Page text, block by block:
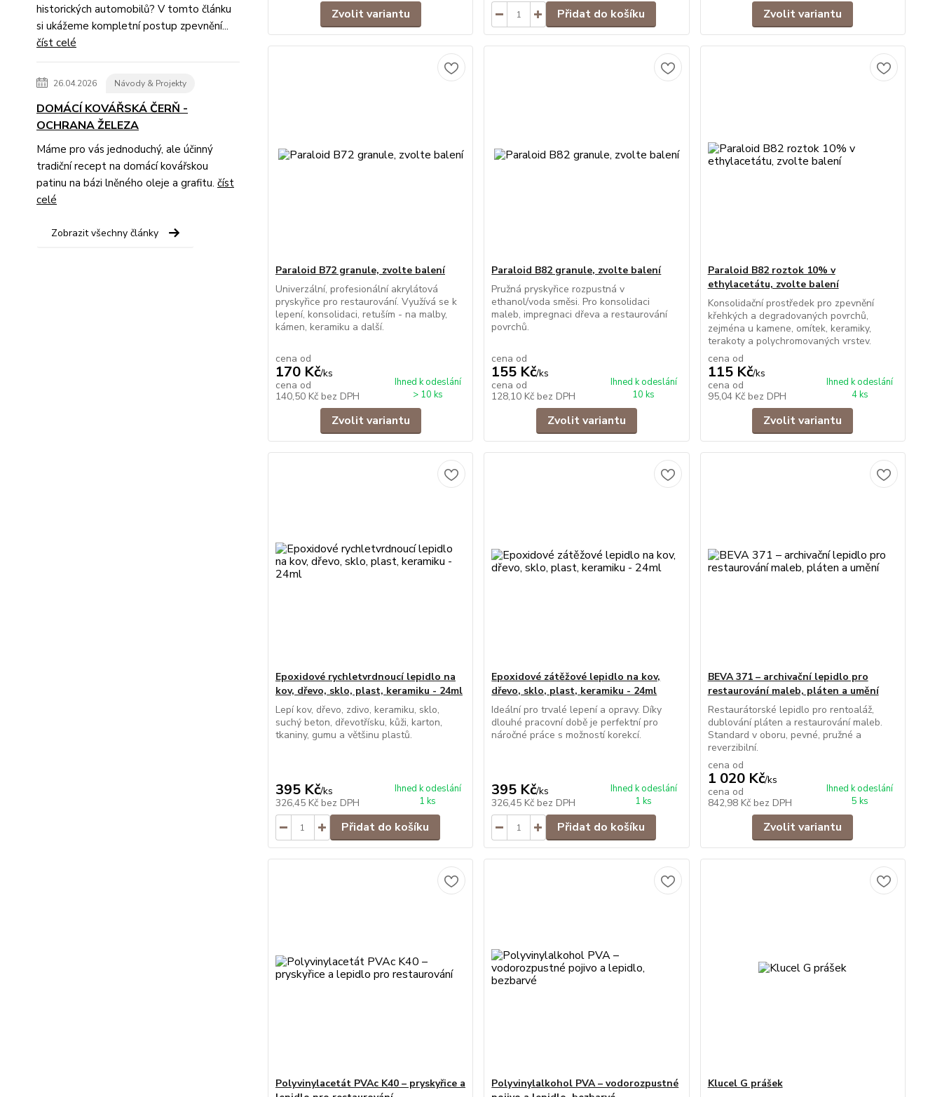
historických automobilů? V tomto článku
si ukážeme kompletní postup zpevnění...
číst celé
26.04.2026 Návody & Projekty
DOMÁCÍ KOVÁŘSKÁ ČERŇ -
OCHRANA ŽELEZA
Máme pro vás jednoduchý, ale účinný
tradiční recept na domácí kovářskou
patinu na bázi lněného oleje a grafitu. číst
celé
Zobrazit všechny články
Zvolit variantu Přidat do košíku Zvolit variantu
Paraloid B72 granule, zvolte balení
Univerzální, profesionální akrylátová
pryskyřice pro restaurování. Využívá se k
lepení, konsolidaci, retuším - na malby,
kámen, keramiku a další.
cena od
170 Kč/ks
cena od
140,50 Kč bez DPH
Ihned k odeslání
> 10 ks
Zvolit variantu
Paraloid B82 granule, zvolte balení
Pružná pryskyřice rozpustná v
ethanol/voda směsi. Pro konsolidaci
maleb, impregnaci dřeva a restaurování
povrchů.
cena od
155 Kč/ks
cena od
128,10 Kč bez DPH
Ihned k odeslání
10 ks
Zvolit variantu
Paraloid B82 roztok 10% v
ethylacetátu, zvolte balení
Konsolidační prostředek pro zpevnění
křehkých a degradovaných povrchů,
zejména u kamene, omítek, keramiky,
terakoty a polychromovaných vrstev.
cena od
115 Kč/ks
cena od
95,04 Kč bez DPH
Ihned k odeslání
4 ks
Zvolit variantu
Epoxidové rychletvrdnoucí lepidlo na
kov, dřevo, sklo, plast, keramiku - 24ml
Lepí kov, dřevo, zdivo, keramiku, sklo,
suchý beton, dřevotřísku, kůži, karton,
tkaniny, gumu a většinu plastů.
395 Kč/ks
326,45 Kč bez DPH
Ihned k odeslání
1 ks
Přidat do košíku
Epoxidové zátěžové lepidlo na kov,
dřevo, sklo, plast, keramiku - 24ml
Ideální pro trvalé lepení a opravy. Díky
dlouhé pracovní době je perfektní pro
náročné práce s možností korekcí.
395 Kč/ks
326,45 Kč bez DPH
Ihned k odeslání
1 ks
Přidat do košíku
BEVA 371 – archivační lepidlo pro
restaurování maleb, pláten a umění
Restaurátorské lepidlo pro rentoaláž,
dublování pláten a restaurování maleb.
Standard v oboru, pevné, pružné a
reverzibilní.
cena od
1 020 Kč/ks
cena od
842,98 Kč bez DPH
Ihned k odeslání
5 ks
Zvolit variantu
Polyvinylacetát PVAc K40 – pryskyřice a
Polyvinylalkohol PVA – vodorozpustné
Klucel G prášek